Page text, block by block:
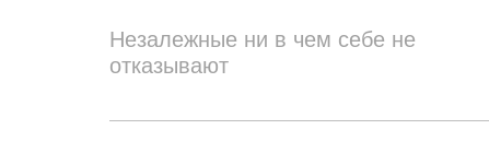
Незалежные ни в чем себе не
отказывают